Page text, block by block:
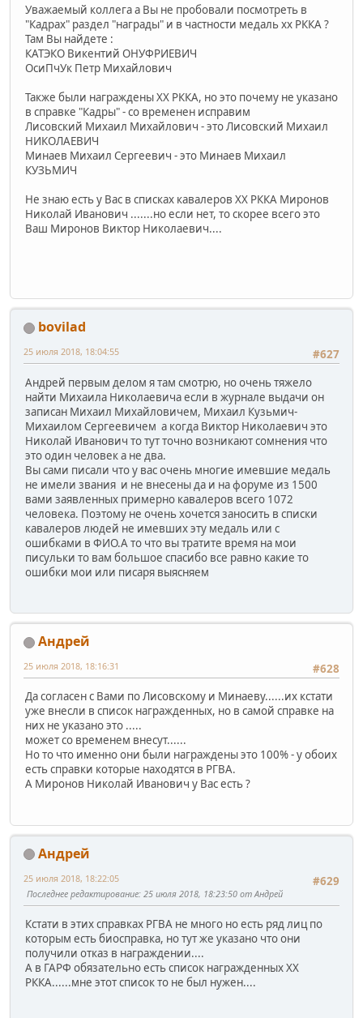
Уважаемый коллега а Вы не пробовали посмотреть в
"Кадрах" раздел "награды" и в частности медаль хх РККА ?
Там Вы найдете :
КАТЭКО Викентий ОНУФРИЕВИЧ
ОсиПчУк Петр Михайлович
Также были награждены ХХ РККА, но это почему не указано
в справке "Кадры" - со временен исправим
Лисовский Михаил Михайлович - это Лисовский Михаил
НИКОЛАЕВИЧ
Минаев Михаил Сергеевич - это Минаев Михаил
КУЗЬМИЧ
Не знаю есть у Вас в списках кавалеров ХХ РККА Миронов
Николай Иванович .......но если нет, то скорее всего это
Ваш Миронов Виктор Николаевич....
bovilad
#627
25 июля 2018, 18:04:55
Андрей первым делом я там смотрю, но очень тяжело
найти Михаила Николаевича если в журнале выдачи он
записан Михаил Михайловичем, Михаил Кузьмич-
Михаилом Сергеевичем а когда Виктор Николаевич это
Николай Иванович то тут точно возникают сомнения что
это один человек а не два.
Вы сами писали что у вас очень многие имевшие медаль
не имели звания и не внесены да и на форуме из 1500
вами заявленных примерно кавалеров всего 1072
человека. Поэтому не очень хочется заносить в списки
кавалеров людей не имевших эту медаль или с
ошибками в ФИО.А то что вы тратите время на мои
писульки то вам большое спасибо все равно какие то
ошибки мои или писаря выясняем
Андрей
#628
25 июля 2018, 18:16:31
Да согласен с Вами по Лисовскому и Минаеву......их кстати
уже внесли в список награжденных, но в самой справке на
них не указано это .....
может со временем внесут......
Но то что именно они были награждены это 100% - у обоих
есть справки которые находятся в РГВА.
А Миронов Николай Иванович у Вас есть ?
Андрей
#629
25 июля 2018, 18:22:05
Последнее редактирование: 25 июля 2018, 18:23:50 от Андрей
Кстати в этих справках РГВА не много но есть ряд лиц по
которым есть биосправка, но тут же указано что они
получили отказ в награждении....
А в ГАРФ обязательно есть список награжденных ХХ
РККА......мне этот список то не был нужен....